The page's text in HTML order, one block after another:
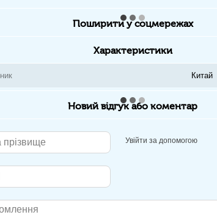
Поширити у соцмережах
Характеристики
Китай
Новий відгук або коментар
Увійти за допомогою